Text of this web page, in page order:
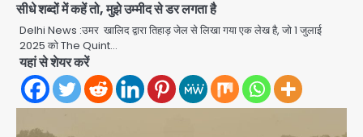
सीधे शब्दों में कहें तो, मुझे उम्मीद से डर लगता है
Delhi News :उमर खालिद द्वारा तिहाड़ जेल से लिखा गया एक लेख है, जो 1 जुलाई
2025 को The Quint…
यहां से शेयर करें
2 Team JHJ